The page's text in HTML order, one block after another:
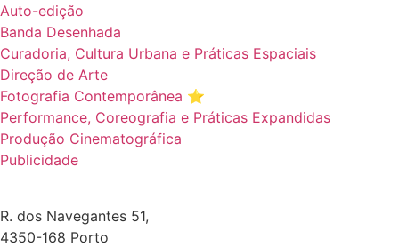
Auto-edição
Banda Desenhada
Curadoria, Cultura Urbana e Práticas Espaciais
Direção de Arte
Fotografia Contemporânea ⭐️
Performance, Coreografia e Práticas Expandidas
Produção Cinematográfica
Publicidade
R. dos Navegantes 51,
4350-168 Porto